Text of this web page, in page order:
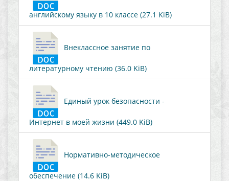
английскому языку в 10 классе (27.1 KiB)
Внеклассное занятие по
литературному чтению (36.0 KiB)
Единый урок безопасности -
Интернет в моей жизни (449.0 KiB)
Нормативно-методическое
обеспечение (14.6 KiB)